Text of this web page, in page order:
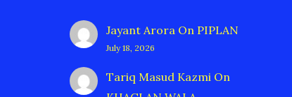
Jayant Arora On PIPLAN
July 18, 2026
Tariq Masud Kazmi On